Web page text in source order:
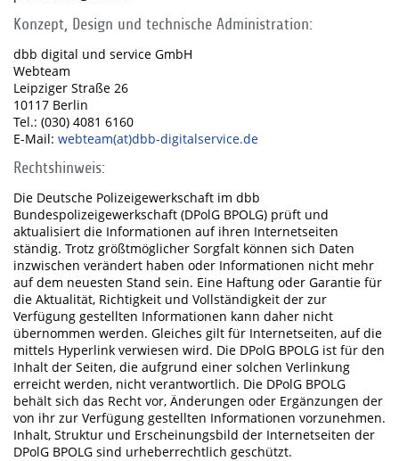
Konzept, Design und technische Administration:
dbb digital und service GmbH
Webteam
Leipziger Straße 26
10117 Berlin
Tel.: (030) 4081 6160
E-Mail: webteam(at)dbb-digitalservice.de
Rechtshinweis:
Die Deutsche Polizeigewerkschaft im dbb
Bundespolizeigewerkschaft (DPolG BPOLG) prüft und
aktualisiert die Informationen auf ihren Internetseiten
ständig. Trotz größtmöglicher Sorgfalt können sich Daten
inzwischen verändert haben oder Informationen nicht mehr
auf dem neuesten Stand sein. Eine Haftung oder Garantie für
die Aktualität, Richtigkeit und Vollständigkeit der zur
Verfügung gestellten Informationen kann daher nicht
übernommen werden. Gleiches gilt für Internetseiten, auf die
mittels Hyperlink verwiesen wird. Die DPolG BPOLG ist für den
Inhalt der Seiten, die aufgrund einer solchen Verlinkung
erreicht werden, nicht verantwortlich. Die DPolG BPOLG
behält sich das Recht vor, Änderungen oder Ergänzungen der
von ihr zur Verfügung gestellten Informationen vorzunehmen.
Inhalt, Struktur und Erscheinungsbild der Internetseiten der
DPolG BPOLG sind urheberrechtlich geschützt.